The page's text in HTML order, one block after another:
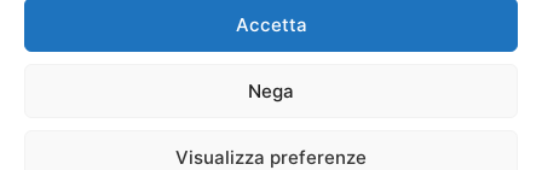
Accetta
Nega
Visualizza preferenze
P.IVA: 06334930820
Mercurio Comunicazione Società Cooperativa a r.l. è
iscritta al Registro degli Operatori di Comunicazione al